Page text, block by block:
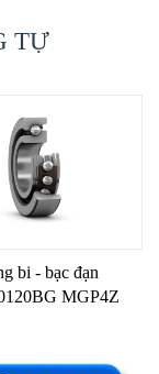
TỰ
bi - bạc đạn
MGP4Z